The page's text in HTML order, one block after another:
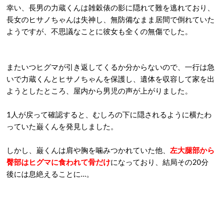
幸い、長男の力蔵くんは雑穀俵の影に隠れて難を逃れており、
長女のヒサノちゃんは失神し、無防備なまま居間で倒れていた
ようですが、不思議なことに彼女も全くの無傷でした。
またいつヒグマが引き返してくるか分からないので、一行は急
いで力蔵くんとヒサノちゃんを保護し、遺体を収容して家を出
ようとしたところ、屋内から男児の声が上がりました。
1人が戻って確認すると、むしろの下に隠されるように横たわ
っていた巌くんを発見しました。
しかし、巌くんは肩や胸を噛みつかれていた他、 左大腿部から
臀部はヒグマに食われて骨だけになっており、結局その20分
後には息絶えることに…。